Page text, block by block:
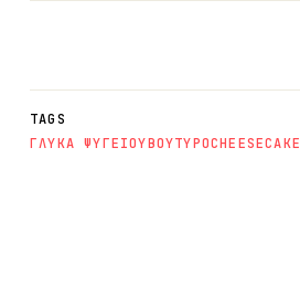
TAGS
ΓΛΥΚΑ ΨΥΓΕΙΟΥΒΟΥΤΥΡΟCHEESECAKE